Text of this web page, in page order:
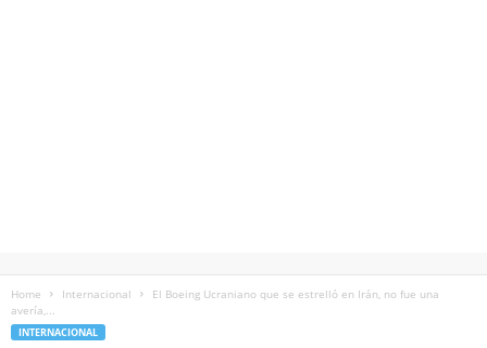
Home Internacional
El Boeing Ucraniano que se estrelló en Irán, no fue una
avería,...
INTERNACIONAL